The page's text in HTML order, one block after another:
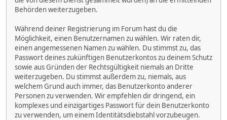
Behörden weiterzugeben.
Während deiner Registrierung im Forum hast du die
Möglichkeit, einen Benutzernamen zu wählen. Wir raten dir,
einen angemessenen Namen zu wählen. Du stimmst zu, das
Passwort deines zukünftigen Benutzerkontos zu deinem Schutz
sowie aus Gründen der Rechtsgültigkeit niemals an Dritte
weiterzugeben. Du stimmst außerdem zu, niemals, aus
welchem Grund auch immer, das Benutzerkonto anderer
Personen zu verwenden. Wir empfehlen dir dringend, ein
komplexes und einzigartiges Passwort für dein Benutzerkonto
zu verwenden, um einem Identitätsdiebstahl vorzubeugen.